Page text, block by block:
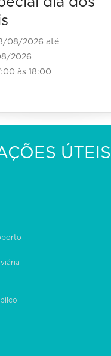
08/2026 até
2026
às 18:00
ÚTEIS